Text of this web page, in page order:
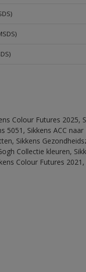
Colour Futures 2025,
Sikkens ACC
Sikkens
Collectie kleuren,
Colour Futures